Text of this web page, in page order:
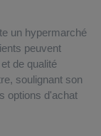
un hypermarché
peuvent
de qualité
soulignant son
options d'achat